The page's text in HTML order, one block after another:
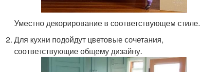
Уместно декорирование в соответствующем стиле.
Для кухни подойдут цветовые сочетания,
соответствующие общему дизайну.